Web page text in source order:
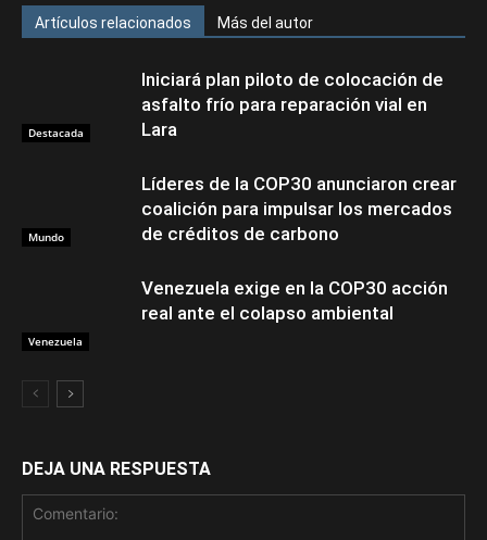
Artículos relacionados Más del autor
Destacada
Iniciará plan piloto de colocación de
asfalto frío para reparación vial en
Lara
Mundo
Líderes de la COP30 anunciaron crear
coalición para impulsar los mercados
de créditos de carbono
Venezuela
Venezuela exige en la COP30 acción
real ante el colapso ambiental
DEJA UNA RESPUESTA